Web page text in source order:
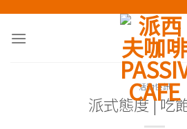
content
活動快訊
派式態度 | 吃